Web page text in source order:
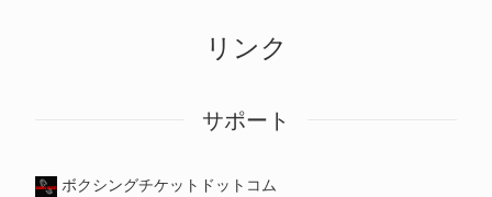
リンク
サポート
ボクシングチケットドットコム